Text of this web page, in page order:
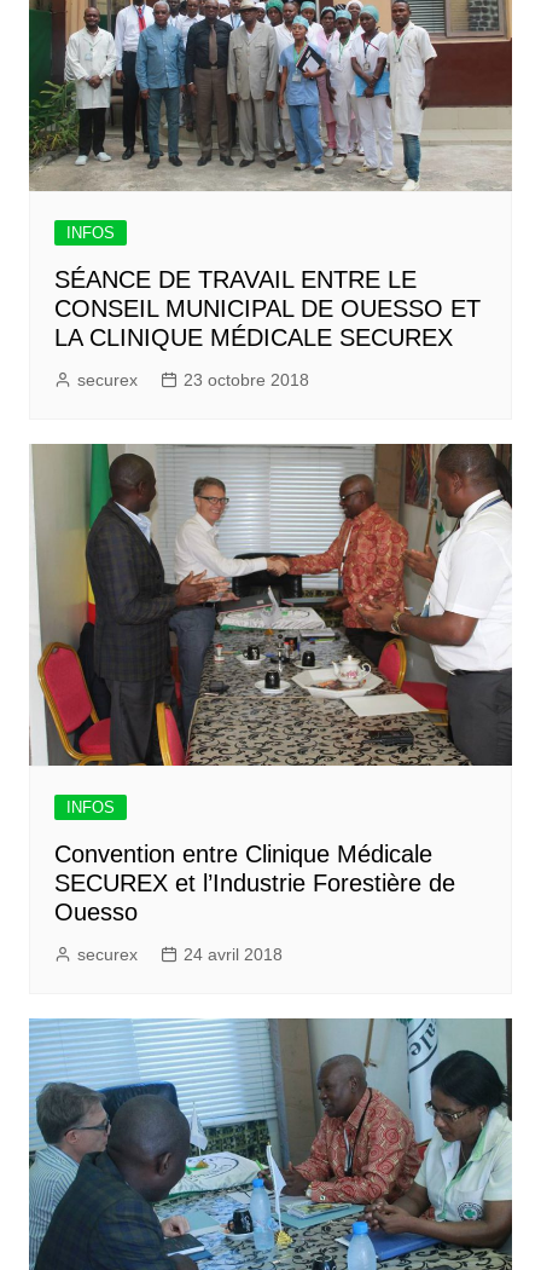
INFOS
SÉANCE DE TRAVAIL ENTRE LE
CONSEIL MUNICIPAL DE OUESSO ET
LA CLINIQUE MÉDICALE SECUREX
securex 23 octobre 2018
INFOS
Convention entre Clinique Médicale
SECUREX et l’Industrie Forestière de
Ouesso
securex 24 avril 2018